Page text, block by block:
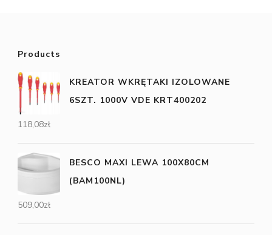
Products
KREATOR WKRĘTAKI IZOLOWANE
6SZT. 1000V VDE KRT400202
118,08zł
BESCO MAXI LEWA 100X80CM
(BAM100NL)
509,00zł